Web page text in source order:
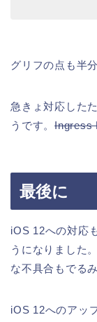
グリフの点も半
急きょ対応した
うです。Ingress
最後に
iOS 12への対応
うになりました
な不具合もでる
iOS 12へのアッ